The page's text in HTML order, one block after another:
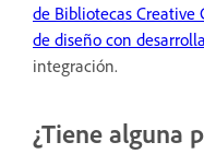
de Bibliotecas Creative
de diseño con
integración.
¿Tiene alguna